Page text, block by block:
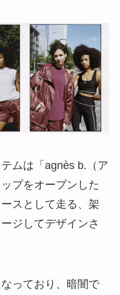
ムは「agnès b.（ア
プをオープンした
スとして走る、架
ジしてデザインさ
っており、暗闇で